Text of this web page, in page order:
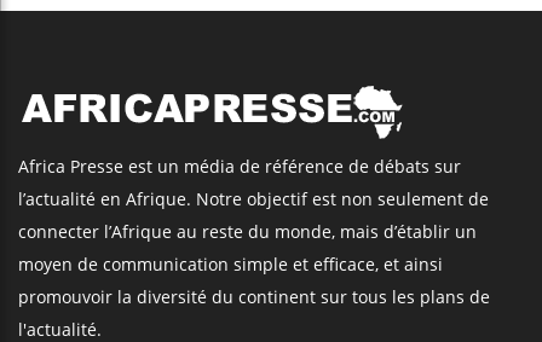
Africa Presse est un média de référence de débats sur
l’actualité en Afrique. Notre objectif est non seulement de
connecter l’Afrique au reste du monde, mais d’établir un
moyen de communication simple et efficace, et ainsi
promouvoir la diversité du continent sur tous les plans de
l'actualité.